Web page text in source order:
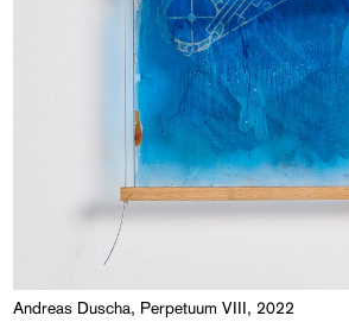
Andreas Duscha, Perpetuum VIII, 2022